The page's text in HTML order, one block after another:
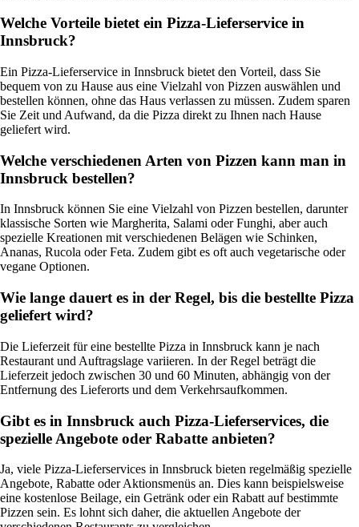
Welche Vorteile bietet ein Pizza-Lieferservice in
Innsbruck?
Ein Pizza-Lieferservice in Innsbruck bietet den Vorteil, dass Sie
bequem von zu Hause aus eine Vielzahl von Pizzen auswählen und
bestellen können, ohne das Haus verlassen zu müssen. Zudem sparen
Sie Zeit und Aufwand, da die Pizza direkt zu Ihnen nach Hause
geliefert wird.
Welche verschiedenen Arten von Pizzen kann man in
Innsbruck bestellen?
In Innsbruck können Sie eine Vielzahl von Pizzen bestellen, darunter
klassische Sorten wie Margherita, Salami oder Funghi, aber auch
spezielle Kreationen mit verschiedenen Belägen wie Schinken,
Ananas, Rucola oder Feta. Zudem gibt es oft auch vegetarische oder
vegane Optionen.
Wie lange dauert es in der Regel, bis die bestellte Pizza
geliefert wird?
Die Lieferzeit für eine bestellte Pizza in Innsbruck kann je nach
Restaurant und Auftragslage variieren. In der Regel beträgt die
Lieferzeit jedoch zwischen 30 und 60 Minuten, abhängig von der
Entfernung des Lieferorts und dem Verkehrsaufkommen.
Gibt es in Innsbruck auch Pizza-Lieferservices, die
spezielle Angebote oder Rabatte anbieten?
Ja, viele Pizza-Lieferservices in Innsbruck bieten regelmäßig spezielle
Angebote, Rabatte oder Aktionsmenüs an. Dies kann beispielsweise
eine kostenlose Beilage, ein Getränk oder ein Rabatt auf bestimmte
Pizzen sein. Es lohnt sich daher, die aktuellen Angebote der